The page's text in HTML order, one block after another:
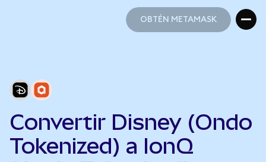
OBTÉN METAMASK
Convertir Disney (Ondo
Tokenized) a IonQ